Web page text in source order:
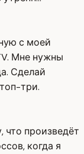
с моей
Мне нужны
Сделай
три.
произведёт
когда я